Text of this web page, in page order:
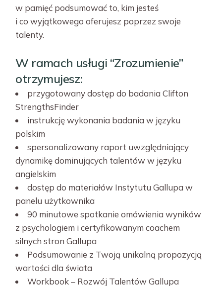
w pamięć podsumować to, kim jesteś
i co wyjątkowego oferujesz poprzez swoje
talenty.
W ramach usługi “Zrozumienie”
otrzymujesz:
przygotowany dostęp do badania Clifton
StrengthsFinder
instrukcję wykonania badania w języku
polskim
spersonalizowany raport uwzględniający
dynamikę dominujących talentów w języku
angielskim
dostęp do materiałów Instytutu Gallupa w
panelu użytkownika
90 minutowe spotkanie omówienia wyników
z psychologiem i certyfikowanym coachem
silnych stron Gallupa
Podsumowanie z Twoją unikalną propozycją
wartości dla świata
Workbook – Rozwój Talentów Gallupa